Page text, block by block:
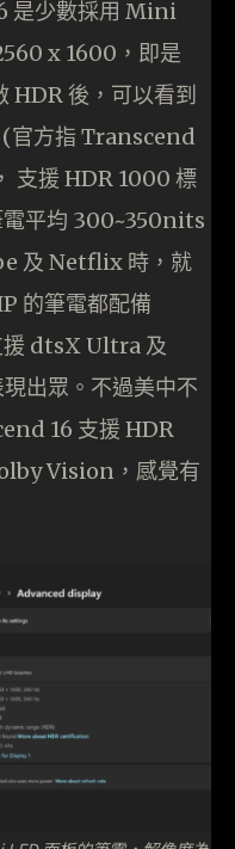
是少數採用 Mini
x 1600，即是
HDR 後，可以看到
(官方指 Transcend
支援 HDR 1000 標
電平均 300~350nits
及 Netflix 時，就
的筆電都配備
dtsX Ultra 及
出眾。不過美中不
16 支援 HDR
Vision，感覺有